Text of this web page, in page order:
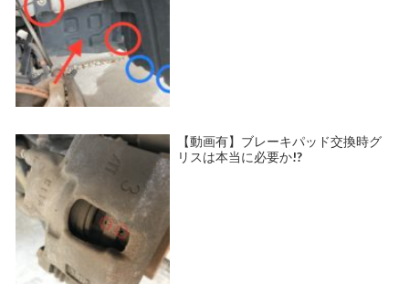
【動画有】ブレーキパッド交換時グ
リスは本当に必要か!?